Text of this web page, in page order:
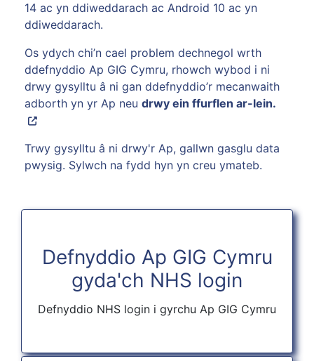
14 ac yn ddiweddarach ac Android 10 ac yn
ddiweddarach.
Os ydych chi’n cael problem dechnegol wrth
ddefnyddio Ap GIG Cymru, rhowch wybod i ni
drwy gysylltu â ni gan ddefnyddio’r mecanwaith
adborth yn yr Ap neu drwy ein ffurflen ar-lein.
Trwy gysylltu â ni drwy'r Ap, gallwn gasglu data
pwysig. Sylwch na fydd hyn yn creu ymateb.
Defnyddio Ap GIG Cymru
gyda'ch NHS login
Defnyddio NHS login i gyrchu Ap GIG Cymru